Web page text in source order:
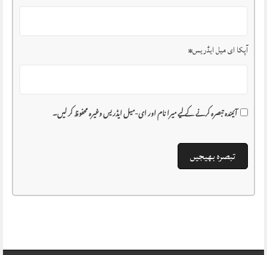
آپکا ای میل ایڈریس*
آئیندہ تبصرہ کرنے کے لیے میرا نام اور ای-میل ایڈریس وغیرہ محفوظ کر لیں۔